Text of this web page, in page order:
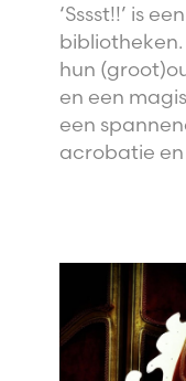
‘Sssst!!’ is
hun
en een
een
acrobatie en